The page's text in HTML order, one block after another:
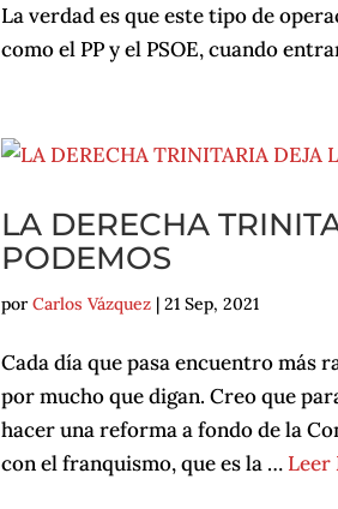
La verdad es que este tipo de
como el PP y el PSOE, cuando
LA DERECHA
PODEMOS
porCarlos Vázquez |21 Sep, 2021
Cada día que pasa encuentro más
por mucho que digan. Creo que
hacer una reforma a fondo de la
con el franquismo, que es la … Leer